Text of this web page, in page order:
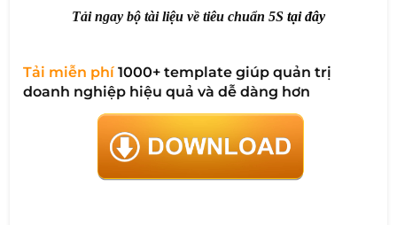
Tải ngay bộ tài liệu về tiêu chuẩn 5S tại đây
Tải miễn phí 1000+ template giúp quản trị
doanh nghiệp hiệu quả và dễ dàng hơn